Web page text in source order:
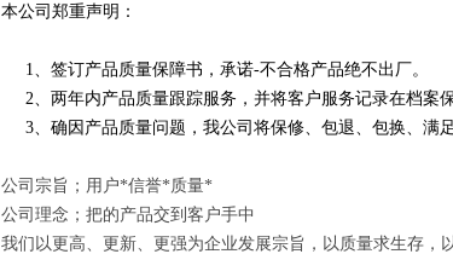
本公司郑重声明：
1、签订产品质量保障书，承诺-不合格产品绝不出厂。
2、两年内产品质量跟踪服务，并将客户服务记录在档案保
3、确因产品质量问题，我公司将保修、包退、包换、满足
公司宗旨；用户*信誉*质量*
公司理念；把的产品交到客户手中
我们以更高、更新、更强为企业发展宗旨，以质量求生存